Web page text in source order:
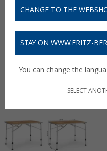
CHANGE TO THE
STAY ON WWW.FRITZ-
You can change the
SELECT